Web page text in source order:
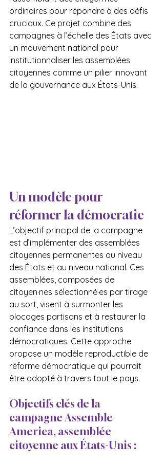
ordinaires pour répondre à des défis
cruciaux. Ce projet combine des
campagnes à l’échelle des États avec
un mouvement national pour
institutionnaliser les assemblées
citoyennes comme un pilier innovant
de la gouvernance aux États-Unis.
Un modèle pour
réformer la démocratie
L’objectif principal de la campagne
est d’implémenter des assemblées
citoyennes permanentes au niveau
des États et au niveau national. Ces
assemblées, composées de
citoyen·nes sélectionné·es par tirage
au sort, visent à surmonter les
blocages partisans et à restaurer la
confiance dans les institutions
démocratiques. Cette approche
propose un modèle reproductible de
réforme démocratique qui pourrait
être adopté à travers tout le pays.
Objectifs clés de la
campagne Assemble
America, assemblée
citoyenne aux États-Unis :